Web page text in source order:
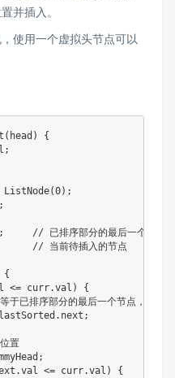
并插入。
使用一个虚拟头节点可以
( head )
{
;
ListNode(0) ;
;
;
// 已排序部分的最后一个节点
// 当前待插入的节点
{
<= curr.val )
{
于已排序部分的最后一个节点，位置
. next ;
置
;
.val <= curr.val )
{